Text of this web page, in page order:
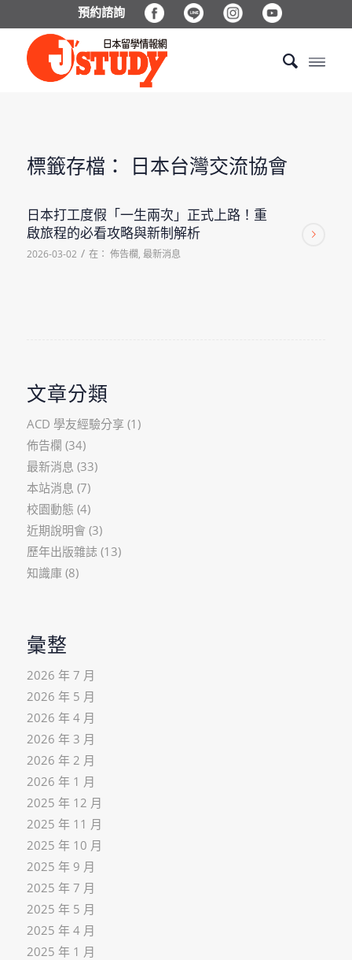
預約諮詢
標籤存檔： 日本台灣交流協會
日本打工度假「一生兩次」正式上路！重
啟旅程的必看攻略與新制解析
2026-03-02 / 在： 佈告欄, 最新消息
文章分類
ACD 學友經驗分享 (1)
佈告欄 (34)
最新消息 (33)
本站消息 (7)
校園動態 (4)
近期說明會(3)
歷年出版雜誌 (13)
知識庫 (8)
彙整
2026 年 7 月
2026 年 5 月
2026 年 4 月
2026 年 3 月
2026 年 2 月
2026 年 1 月
2025 年 12 月
2025 年 11 月
2025 年 10 月
2025 年 9 月
2025 年 7 月
2025 年 5 月
2025 年 4 月
2025 年 1 月